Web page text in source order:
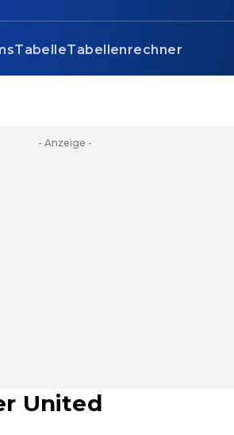
TabelleTabellenrechner
- Anzeige -
United